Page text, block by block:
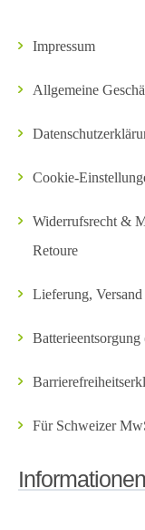
Impressum
Allgemeine
Cookie-
Widerrufsrecht &
Retoure
Lieferung,
Für Schweizer
Informationen